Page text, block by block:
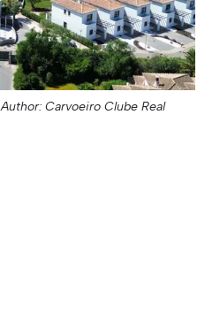
Author: Carvoeiro Clube Real